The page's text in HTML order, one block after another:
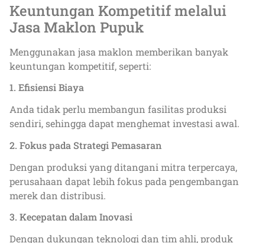
Keuntungan Kompetitif melalui
Jasa Maklon Pupuk
Menggunakan jasa maklon memberikan banyak
keuntungan kompetitif, seperti:
1. Efisiensi Biaya
Anda tidak perlu membangun fasilitas produksi
sendiri, sehingga dapat menghemat investasi awal.
2. Fokus pada Strategi Pemasaran
Dengan produksi yang ditangani mitra terpercaya,
perusahaan dapat lebih fokus pada pengembangan
merek dan distribusi.
3. Kecepatan dalam Inovasi
Dengan dukungan teknologi dan tim ahli, produk